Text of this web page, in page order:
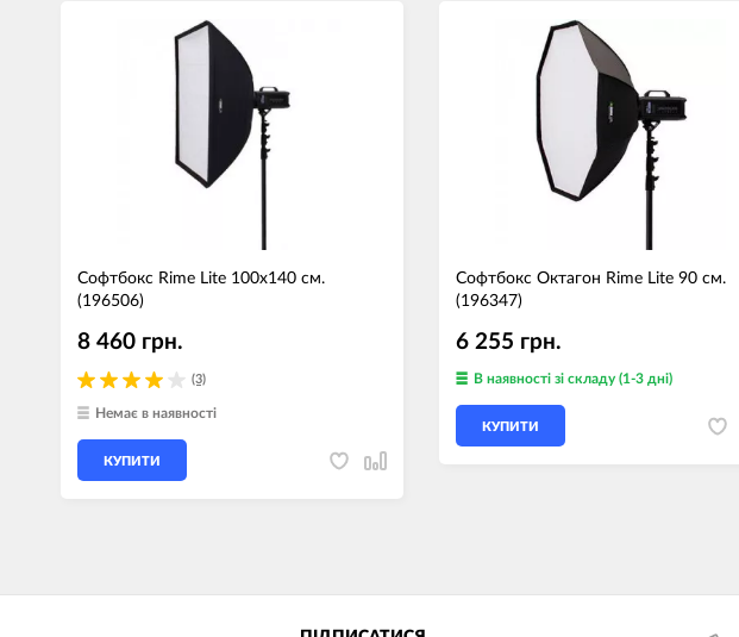
Софтбокс Rime Lite 100х140 см.
(196506)
(3)
8 460 грн.
Немає в наявності
КУПИТИ
Софтбокс Октагон Rime Lite 90 см.
(196347)
6 255 грн.
В наявності зі складу (1-3 дні)
КУПИТИ